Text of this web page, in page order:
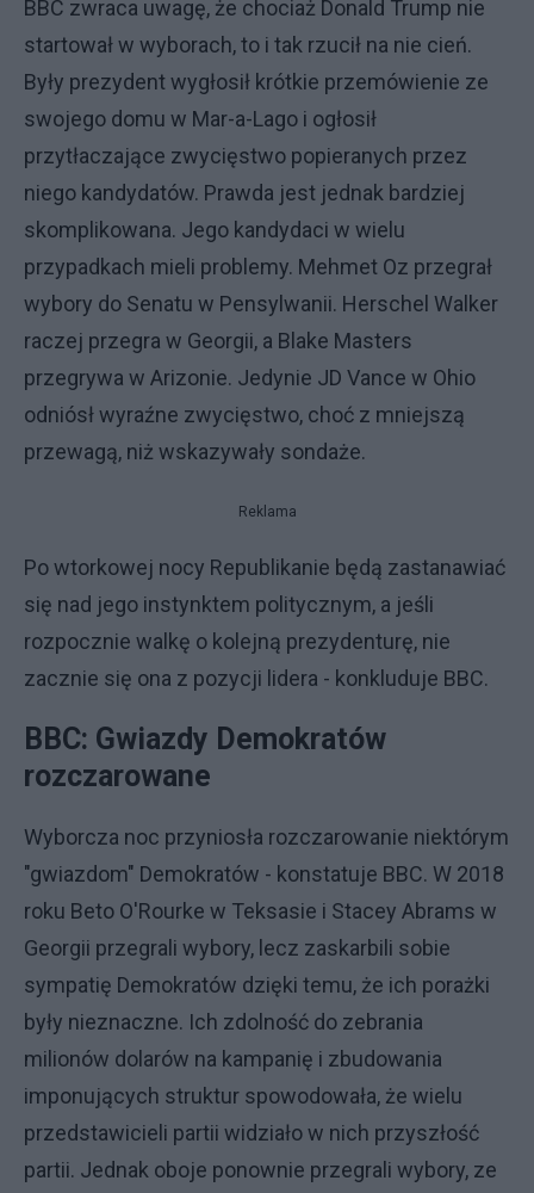
BBC zwraca uwagę, że chociaż Donald Trump nie
startował w wyborach, to i tak rzucił na nie cień.
Były prezydent wygłosił krótkie przemówienie ze
swojego domu w Mar-a-Lago i ogłosił
przytłaczające zwycięstwo popieranych przez
niego kandydatów. Prawda jest jednak bardziej
skomplikowana. Jego kandydaci w wielu
przypadkach mieli problemy. Mehmet Oz przegrał
wybory do Senatu w Pensylwanii. Herschel Walker
raczej przegra w Georgii, a Blake Masters
przegrywa w Arizonie. Jedynie JD Vance w Ohio
odniósł wyraźne zwycięstwo, choć z mniejszą
przewagą, niż wskazywały sondaże.
Reklama
Po wtorkowej nocy Republikanie będą zastanawiać
się nad jego instynktem politycznym, a jeśli
rozpocznie walkę o kolejną prezydenturę, nie
zacznie się ona z pozycji lidera - konkluduje BBC.
BBC: Gwiazdy Demokratów
rozczarowane
Wyborcza noc przyniosła rozczarowanie niektórym
"gwiazdom" Demokratów - konstatuje BBC. W 2018
roku Beto O'Rourke w Teksasie i Stacey Abrams w
Georgii przegrali wybory, lecz zaskarbili sobie
sympatię Demokratów dzięki temu, że ich porażki
były nieznaczne. Ich zdolność do zebrania
milionów dolarów na kampanię i zbudowania
imponujących struktur spowodowała, że wielu
przedstawicieli partii widziało w nich przyszłość
partii. Jednak oboje ponownie przegrali wybory, ze